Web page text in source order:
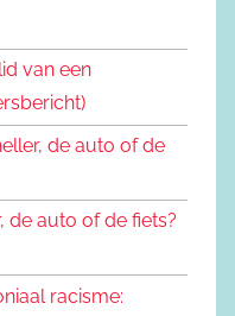
van een
de auto of de
de auto of de fiets?
racisme: